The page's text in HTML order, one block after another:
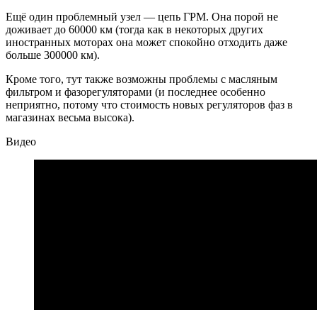
Ещё один проблемный узел — цепь ГРМ. Она порой не
доживает до 60000 км (тогда как в некоторых других
иностранных моторах она может спокойно отходить даже
больше 300000 км).
Кроме того, тут также возможны проблемы с масляным
фильтром и фазорегуляторами (и последнее особенно
неприятно, потому что стоимость новых регуляторов фаз в
магазинах весьма высока).
Видео